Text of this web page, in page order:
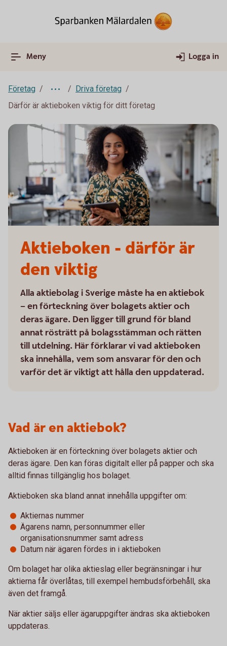
Meny Logga in
Företag
Driva företag
Därför är aktieboken viktig för ditt företag
Aktieboken - därför är
den viktig
Alla aktiebolag i Sverige måste ha en aktiebok
– en förteckning över bolagets aktier och
deras ägare. Den ligger till grund för bland
annat rösträtt på bolagsstämman och rätten
till utdelning. Här förklarar vi vad aktieboken
ska innehålla, vem som ansvarar för den och
varför det är viktigt att hålla den uppdaterad.
Vad är en aktiebok?
Aktieboken är en förteckning över bolagets aktier och
deras ägare. Den kan föras digitalt eller på papper och ska
alltid finnas tillgänglig hos bolaget.
Aktieboken ska bland annat innehålla uppgifter om:
Aktiernas nummer
Ägarens namn, personnummer eller
organisationsnummer samt adress
Datum när ägaren fördes in i aktieboken
Om bolaget har olika aktieslag eller begränsningar i hur
aktierna får överlåtas, till exempel hembudsförbehåll, ska
även det framgå.
När aktier säljs eller ägaruppgifter ändras ska aktieboken
uppdateras.